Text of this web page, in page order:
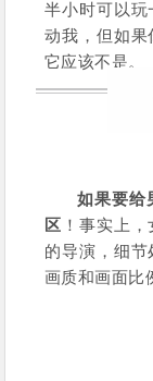
半小时可以玩
动我，但如果
它应该不是。
如果要给
区 ！事实上
的导演，细节
画质和画面比